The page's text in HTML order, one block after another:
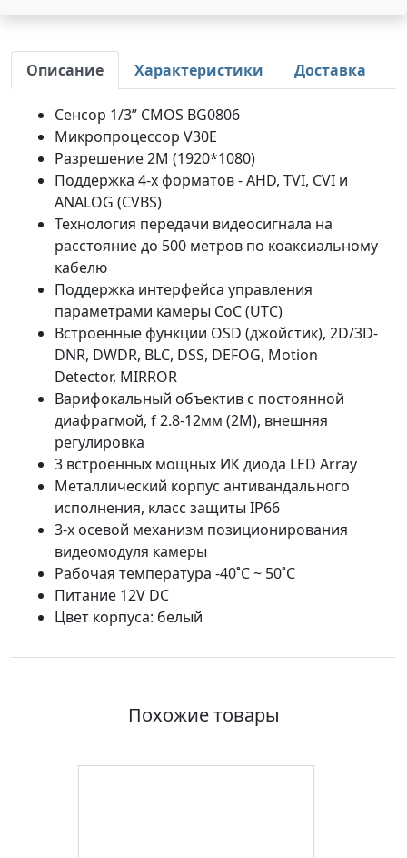
Описание Характеристики Доставка
Сенсор 1/3” CMOS BG0806
Микропроцессор V30E
Разрешение 2М (1920*1080)
Поддержка 4-x форматов - AHD, TVI, CVI и
ANALOG (CVBS)
Технология передачи видеосигнала на
расстояние до 500 метров по коаксиальному
кабелю
Поддержка интерфейса управления
параметрами камеры CoC (UTC)
Встроенные функции OSD (джойстик), 2D/3D-
DNR, DWDR, BLC, DSS, DEFOG, Motion
Detector, MIRROR
Варифокальный объектив с постоянной
диафрагмой, f 2.8-12мм (2М), внешняя
регулировка
3 встроенных мощных ИК диода LED Array
Металлический корпус антивандального
исполнения, класс защиты IP66
3-х осевой механизм позиционирования
видеомодуля камеры
Рабочая температура -40˚C ~ 50˚C
Питание 12V DC
Цвет корпуса: белый
Похожие товары